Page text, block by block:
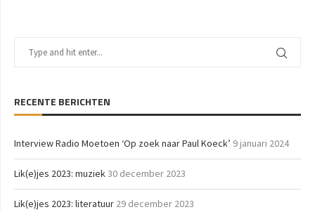
RECENTE BERICHTEN
Interview Radio Moetoen ‘Op zoek naar Paul Koeck’ 9 januari 2024
Lik(e)jes 2023: muziek30 december 2023
Lik(e)jes 2023: literatuur 29 december 2023